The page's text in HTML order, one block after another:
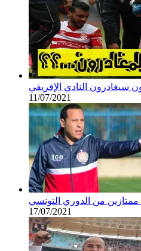
سيغادرون النادي الإفريقي
11/07/2021
17/07/2021